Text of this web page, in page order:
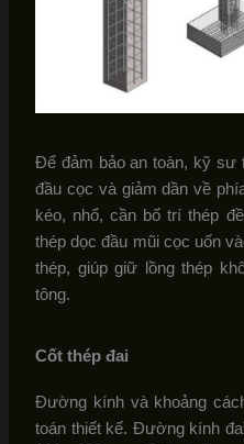
Để đảm bảo an toàn, kỹ sư
đầu cọc và giảm dần về
kéo, nhổ, cần bố trí thép
thép dọc đầu mũi cọc uốn
thép, giúp giữ lồng thép
tông.
Cốt thép đai
Đường kính và khoảng
toán thiết kế. Đường kính